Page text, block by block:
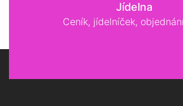
Jídelna
Ceník, jídelníček,